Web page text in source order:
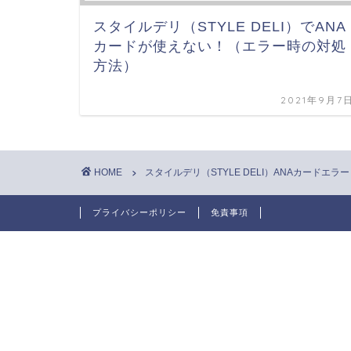
スタイルデリ（STYLE DELI）でANA
カードが使えない！（エラー時の対処
方法）
2021年9月7
HOME スタイルデリ（STYLE DELI）ANAカードエラー
プライバシーポリシー 免責事項